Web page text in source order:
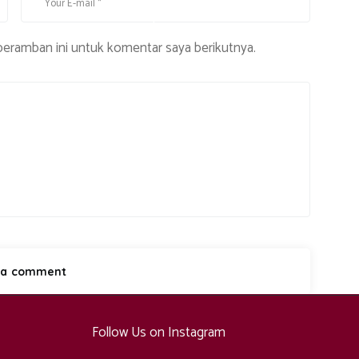
ini untuk komentar saya berikutnya.
Follow Us on Instagram